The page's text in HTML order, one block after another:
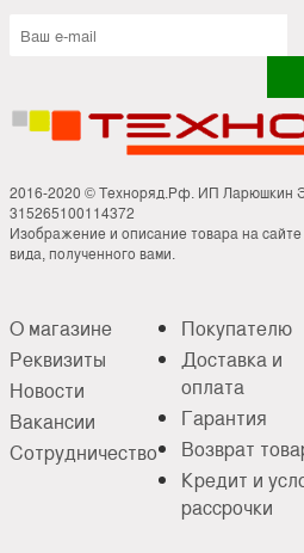
2016-2020 © Техноряд.Рф. ИП Ларюшкин
315265100114372
Изображение и описание товара на сайте
вида, полученного вами.
О магазине
Реквизиты
Новости
Вакансии
Сотрудничество
Покупателю
Доставка и
оплата
Гарантия
Возврат
Кредит и
рассрочки